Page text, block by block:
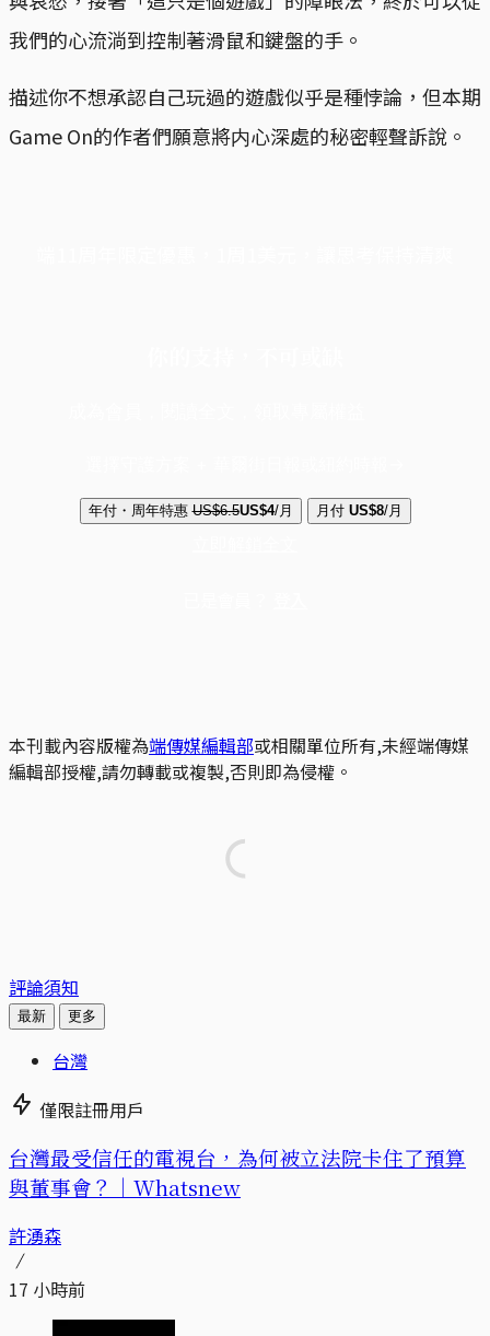
我們的心流淌到控制著滑鼠和鍵盤的手。
描述你不想承認自己玩過的遊戲似乎是種悖論，但本期
Game On的作者們願意將内心深處的秘密輕聲訴說。
年付・周年特惠 US$6.5US$4/月 月付 US$8/月
本刊載內容版權為端傳媒編輯部或相關單位所有,未經端傳媒
編輯部授權,請勿轉載或複製,否則即為侵權。
評論須知
最新 更多
台灣
僅限註冊用戶
台灣最受信任的電視台，為何被立法院卡住了預算
與董事會？｜Whatsnew
許湧森
17 小時前